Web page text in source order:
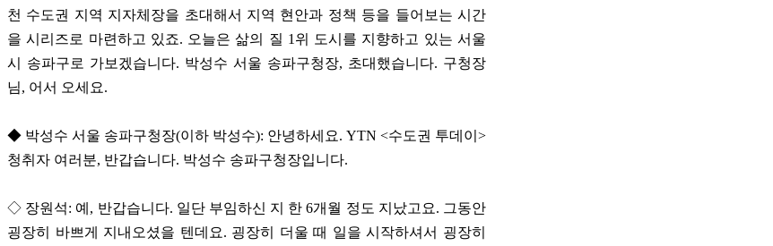
천 수도권 지역 지자체장을 초대해서 지역 현안과 정책 등을 들어보는 시간
을 시리즈로 마련하고 있죠. 오늘은 삶의 질 1위 도시를 지향하고 있는 서울
시 송파구로 가보겠습니다. 박성수 서울 송파구청장, 초대했습니다. 구청장
님, 어서 오세요.
◆ 박성수 서울 송파구청장(이하 박성수): 안녕하세요. YTN <수도권 투데이>
청취자 여러분, 반갑습니다. 박성수 송파구청장입니다.
◇ 장원석: 예, 반갑습니다. 일단 부임하신 지 한 6개월 정도 지났고요. 그동안
굉장히 바쁘게 지내오셨을 텐데요. 굉장히 더울 때 일을 시작하셔서 굉장히